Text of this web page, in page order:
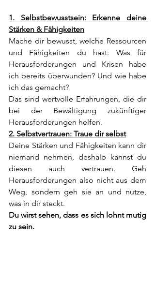
1. Selbstbewusstsein: Erkenne deine
Stärken & Fähigkeiten
Mache dir bewusst, welche Ressourcen
und Fähigkeiten du hast: Was für
Herausforderungen und Krisen habe
ich bereits überwunden? Und wie habe
ich das gemacht?
Das sind wertvolle Erfahrungen, die dir
bei der Bewältigung zukünftiger
Herausforderungen helfen.
2. Selbstvertrauen: Traue dir selbst
Deine Stärken und Fähigkeiten kann dir
niemand nehmen, deshalb kannst du
diesen auch vertrauen. Geh
Herausforderungen also nicht aus dem
Weg, sondern geh sie an und nutze,
was in dir steckt.
Du wirst sehen, dass es sich lohnt mutig
zu sein.